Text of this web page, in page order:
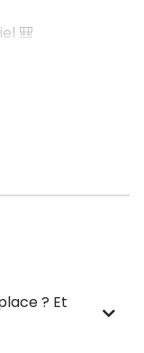
🎒
cheval et à pied
🌳
avec un
? Et